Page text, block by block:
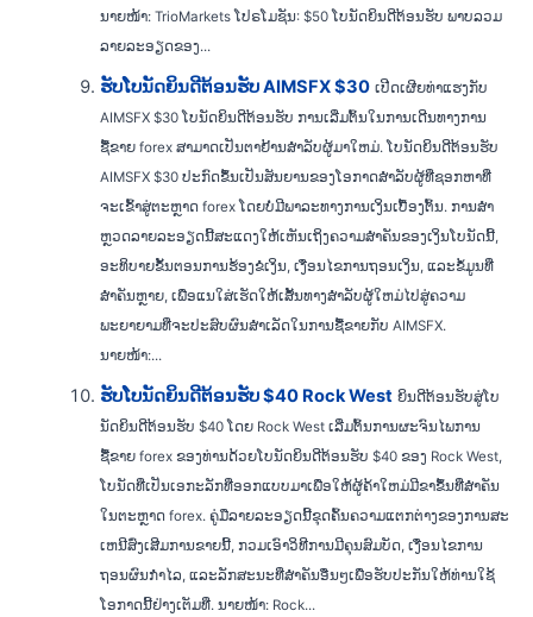
ນາຍໜ້າ: TrioMarkets ໂປຣໂມຊັນ: $50 ໂບນັດຍິນດີຕ້ອນຮັບ ພາບລວມ
ລາຍລະອຽດຂອງ...
ຮັບໂບນັດຍິນດີຕ້ອນຮັບ AIMSFX $30 ເປີດເຜີຍທ່າແຮງກັບ
AIMSFX $30 ໂບນັດຍິນດີຕ້ອນຮັບ ການເລີ່ມຕົ້ນໃນການເດີນທາງການ
ຊື້ຂາຍ forex ສາມາດເປັນຕາຢ້ານສໍາລັບຜູ້ມາໃຫມ່. ໂບນັດຍິນດີຕ້ອນຮັບ
AIMSFX $30 ປະກົດຂຶ້ນເປັນສັນຍານຂອງໂອກາດສໍາລັບຜູ້ທີ່ຊອກຫາທີ່
ຈະເຂົ້າສູ່ຕະຫຼາດ forex ໂດຍບໍ່ມີພາລະທາງການເງິນເບື້ອງຕົ້ນ. ການສໍາ
ຫຼວດລາຍລະອຽດນີ້ສະແດງໃຫ້ເຫັນເຖິງຄວາມສໍາຄັນຂອງເງິນໂບນັດນີ້,
ອະທິບາຍຂັ້ນຕອນການຮ້ອງຂໍເງິນ, ເງື່ອນໄຂການຖອນເງິນ, ແລະຂໍ້ມູນທີ່
ສໍາຄັນຫຼາຍ, ເພື່ອແນໃສ່ເຮັດໃຫ້ເສັ້ນທາງສໍາລັບຜູ້ໃຫມ່ໄປສູ່ຄວາມ
ພະຍາຍາມທີ່ຈະປະສົບຜົນສໍາເລັດໃນການຊື້ຂາຍກັບ AIMSFX.
ນາຍໜ້າ:...
ຮັບໂບນັດຍິນດີຕ້ອນຮັບ $40 Rock West ຍິນດີຕ້ອນຮັບສູ່ໂບ
ນັດຍິນດີຕ້ອນຮັບ $40 ໂດຍ Rock West ເລີ່ມຕົ້ນການຜະຈົນໄພການ
ຊື້ຂາຍ forex ຂອງທ່ານດ້ວຍໂບນັດຍິນດີຕ້ອນຮັບ $40 ຂອງ Rock West,
ໂບນັດທີ່ເປັນເອກະລັກທີ່ອອກແບບມາເພື່ອໃຫ້ຜູ້ຄ້າໃຫມ່ມີຂາຂຶ້ນທີ່ສໍາຄັນ
ໃນຕະຫຼາດ forex. ຄູ່ມືລາຍລະອຽດນີ້ຂຸດຄົ້ນຄວາມແຕກຕ່າງຂອງການສະ
ເຫນີສົ່ງເສີມການຂາຍນີ້, ກວມເອົາວິທີການມີຄຸນສົມບັດ, ເງື່ອນໄຂການ
ຖອນຜົນກໍາໄລ, ແລະລັກສະນະທີ່ສໍາຄັນອື່ນໆເພື່ອຮັບປະກັນໃຫ້ທ່ານໃຊ້
ໂອກາດນີ້ຢ່າງເຕັມທີ່. ນາຍໜ້າ: Rock...